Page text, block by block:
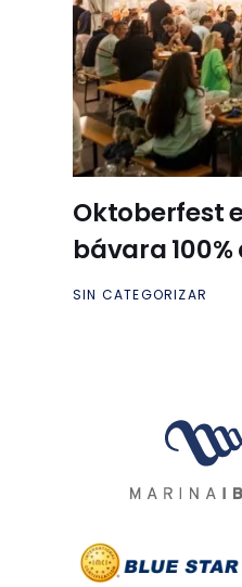
Oktoberfest
bávara
SIN CATEGORIZAR